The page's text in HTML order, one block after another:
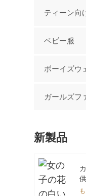
ティーン向
ベビー服
ボーイズウ
ガールズフ
新製品